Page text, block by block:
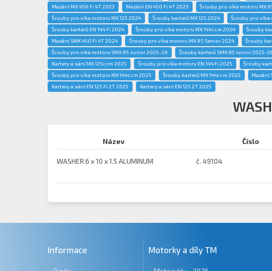
Mazání MX 450 Fi 4T 2023
Mazání EN 450 Fi 4T 2023 Šrouby pro víka motoru MX
Šrouby pro víka motoru MX 125 2024
Šrouby karterů MX 125 2024 Šrouby pro víka
Šrouby karterů EN 144 Fi 2024
Šrouby pro víka motoru MX 144ccm 2024 Šrouby
Mazání SMK 450 Fi 4T 2024
Šrouby pro víka motoru MX 85 Senior 2024 Šrouby
Šrouby pro víka motoru SMX 85 Junior 2025-26
Šrouby karterů SMX 85 Junior 2025-
Kartery a sání MX 125ccm 2025
Šrouby pro víka motoru EN 144 Fi 2025 Šrouby
Šrouby pro víka motoru MX 144ccm 2025
Šrouby karterů MX 144ccm 2025 Mazání
Kartery a sání EN 125 Fi 2T 2025
Kartery a sání EN 125 2T 2025
Název Číslo
WASHER 6 x 10 x 1.5 ALUMINUM č. 49104
Informace Motorky a díly TM